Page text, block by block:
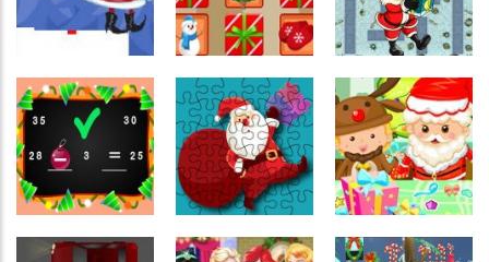
de Códigos
Natal
Natal
Coordenação
Motora
Stick Santa
Memória
Christmas
Memory
Raciocínio
Lógico
Santa is
Coming